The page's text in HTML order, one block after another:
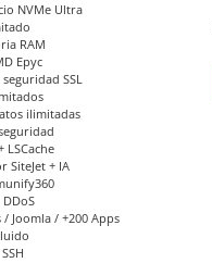
NVMe Ultra
RAM
Epyc
SSL
ilimitadas
LSCache
SiteJet + IA
Joomla / +200 Apps